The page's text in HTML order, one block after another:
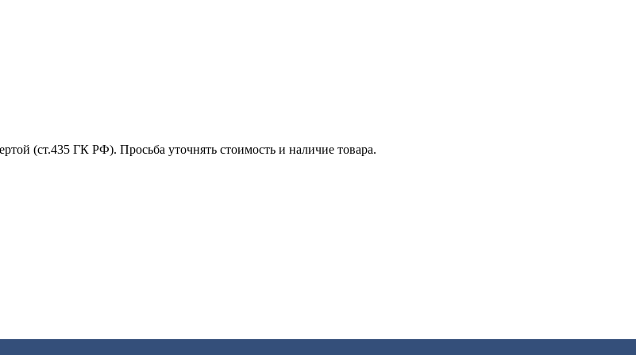
(ст.435 ГК РФ). Просьба уточнять стоимость и наличие товара.